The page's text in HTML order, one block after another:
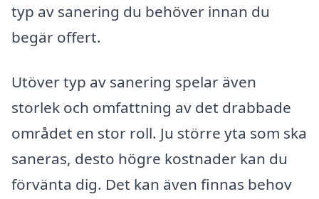
typ av sanering du behöver innan du
begär offert.
Utöver typ av sanering spelar även
storlek och omfattning av det drabbade
området en stor roll. Ju större yta som ska
saneras, desto högre kostnader kan du
förvänta dig. Det kan även finnas behov